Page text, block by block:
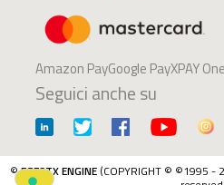
Amazon PayGoogle PayXPAY
Seguici anche su
©EGESTX ENGINE(COPYRIGHT © ©1995 -